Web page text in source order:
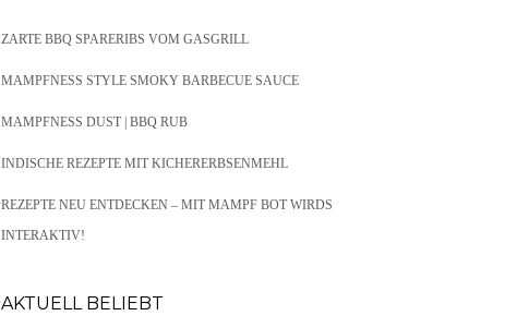
ZARTE BBQ SPARERIBS VOM GASGRILL
MAMPFNESS STYLE SMOKY BARBECUE SAUCE
MAMPFNESS DUST | BBQ RUB
INDISCHE REZEPTE MIT KICHERERBSENMEHL
REZEPTE NEU ENTDECKEN – MIT MAMPF BOT WIRDS
INTERAKTIV!
AKTUELL BELIEBT